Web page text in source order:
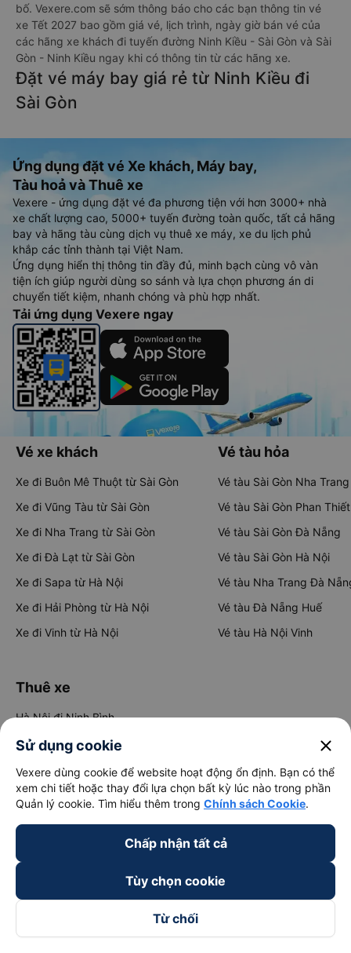
bố. Vexere.com sẽ sớm thông báo cho các bạn thông tin vé
xe Tết 2027 bao gồm giá vé, lịch trình, ngày giờ bán vé của
các hãng xe khách đi tuyến đường Ninh Kiều - Sài Gòn và Sài
Gòn - Ninh Kiều ngay khi có thông tin từ các hãng xe.
Đặt vé máy bay giá rẻ từ Ninh Kiều đi
Sài Gòn
Ứng dụng đặt vé Xe khách, Máy bay,
Tàu hoả và Thuê xe
Vexere - ứng dụng đặt vé đa phương tiện với hơn 3000+ nhà
xe chất lượng cao, 5000+ tuyến đường toàn quốc, tất cả hãng
bay và hãng tàu cùng dịch vụ thuê xe máy, xe du lịch phủ
khắp các tỉnh thành tại Việt Nam.
Ứng dụng hiển thị thông tin đầy đủ, minh bạch cùng vô vàn
tiện ích giúp người dùng so sánh và lựa chọn phương án di
chuyển tiết kiệm, nhanh chóng và phù hợp nhất.
Tải ứng dụng Vexere ngay
Vé xe khách
Xe đi Buôn Mê Thuột từ Sài Gòn
Xe đi Vũng Tàu từ Sài Gòn
Xe đi Nha Trang từ Sài Gòn
Xe đi Đà Lạt từ Sài Gòn
Xe đi Sapa từ Hà Nội
Xe đi Hải Phòng từ Hà Nội
Xe đi Vinh từ Hà Nội
Vé tàu hỏa
Vé tàu Sài Gòn Nha Trang
Vé tàu Sài Gòn Phan Thiết
Vé tàu Sài Gòn Đà Nẵng
Vé tàu Sài Gòn Hà Nội
Vé tàu Nha Trang Đà
Vé tàu Đà Nẵng Huế
Vé tàu Hà Nội Vinh
Thuê xe
Hà Nội đi Ninh Bình
Hà Nội đi Hạ Long
Hà Nội đi Sa Pa
Hà Nội đi Tam Đảo
Hải Phòng đi Hà Nội
Xem tất cả tuyến đường
Sử dụng cookie close
Vexere dùng cookie để website hoạt động ổn định. Bạn có thể
xem chi tiết hoặc thay đổi lựa chọn bất kỳ lúc nào trong phần
Quản lý cookie. Tìm hiểu thêm trong Chính sách Cookie.
Chấp nhận tất cả
Tùy chọn cookie
Từ chối